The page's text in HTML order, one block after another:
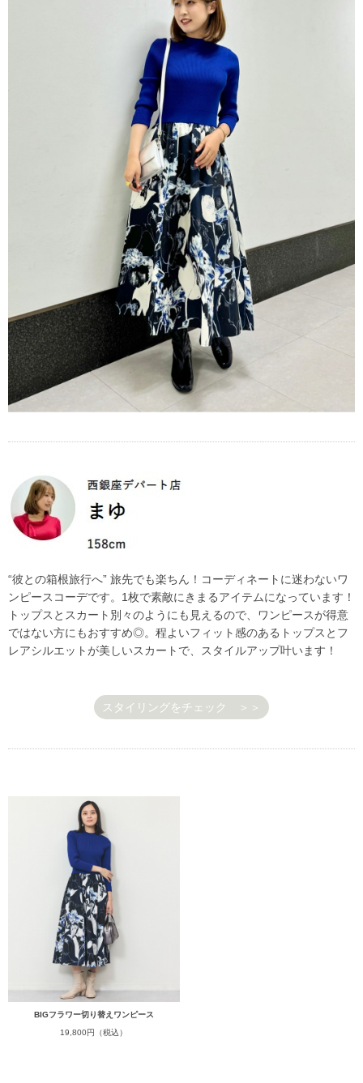
“彼との箱根旅行へ” 旅先でも楽ちん！コーディネートに迷わないワ
ンピースコーデです。1枚で素敵にきまるアイテムになっています！
トップスとスカート別々のようにも見えるので、ワンピースが得意
ではない方にもおすすめ◎。程よいフィット感のあるトップスとフ
レアシルエットが美しいスカートで、スタイルアップ叶います！
スタイリングをチェック ＞＞
BIGフラワー切り替えワンピース
19,800円（税込）